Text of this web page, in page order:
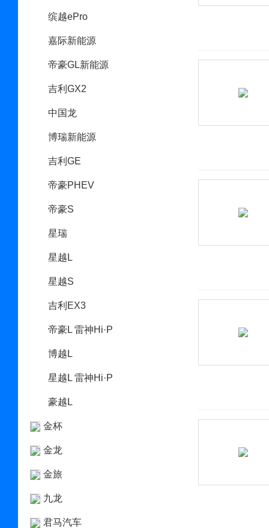
缤越ePro
嘉际新能源
帝豪GL新能源
吉利GX2
中国龙
博瑞新能源
吉利GE
帝豪PHEV
帝豪S
星瑞
星越L
星越S
吉利EX3
帝豪L 雷神Hi·P
博越L
星越L 雷神Hi·P
豪越L
金杯
金龙
金旅
九龙
君马汽车